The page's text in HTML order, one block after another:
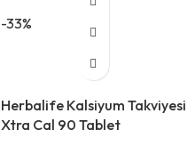
-33%
Herbalife Kalsiyum Takviyesi
Xtra Cal 90 Tablet